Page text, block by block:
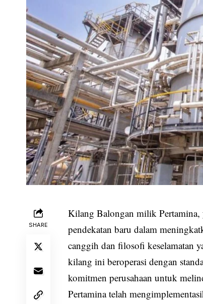
SHARE
Kilang Balongan milik Pertamina,
pendekatan baru dalam
canggih dan filosofi keselamatan
kilang ini beroperasi dengan
komitmen perusahaan untuk
Pertamina telah